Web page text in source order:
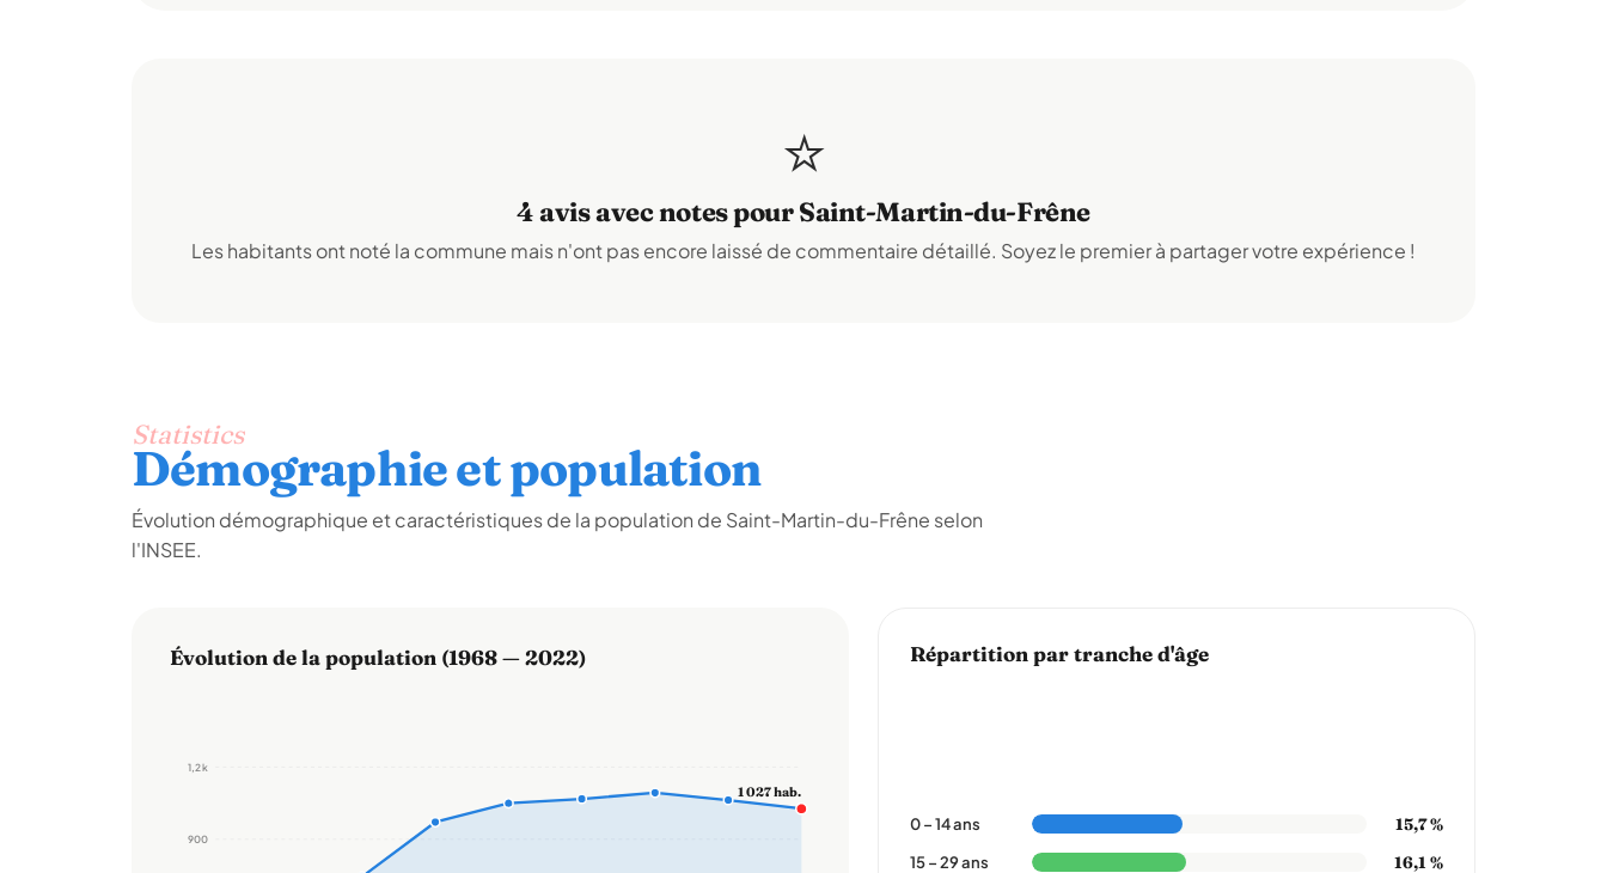
⭐
4 avis avec notes pour Saint-Martin-du-Frêne
Les habitants ont noté la commune mais n'ont pas encore laissé de commentaire détaillé. Soyez le premier à partager votre expérience !
Statistics
Démographie et population
Évolution démographique et caractéristiques de la population de Saint-Martin-du-Frêne selon
l'INSEE.
Évolution de la population (1968 — 2022)
900
1,2 k
1 027 hab.
Répartition par tranche d'âge
0 – 14 ans 15,7 %
15 – 29 ans 16,1 %